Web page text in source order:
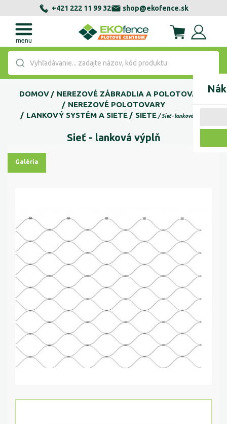
+421 222 11 99 32 shop@ekofence.sk
menu
Vyhľadávanie... zadajte názov, kód produktu
DOMOV
NEREZOVÉ ZÁBRADLIA A POLOTOVARY
NEREZOVÉ POLOTOVARY
LANKOVÝ SYSTÉM A SIETE
SIETE Sieť - lanková výplň
Sieť - lanková výplň
Galéria